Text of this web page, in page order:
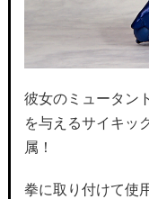
彼女のミュータン
を与えるサイキッ
属！
拳に取り付けて使